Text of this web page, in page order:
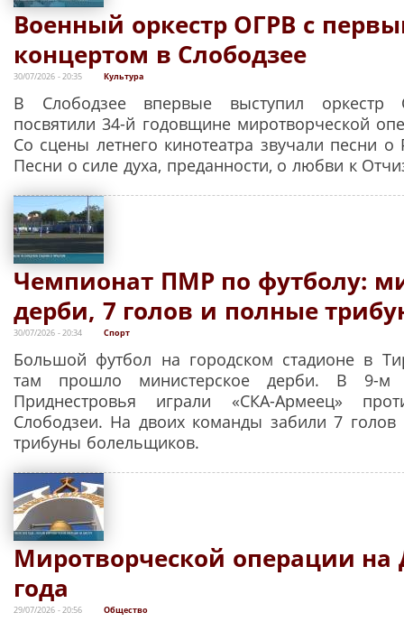
Военный оркестр ОГРВ с
концертом в Слободзее
30/07/2026 - 20:35 Культура
В Слободзее впервые выступил оркестр
посвятили 34-й годовщине миротворческой
Со сцены летнего кинотеатра звучали песни
Песни о силе духа, преданности, о любви к
Чемпионат ПМР по футболу:
дерби, 7 голов и полные
30/07/2026 - 20:34 Спорт
Большой футбол на городском стадионе в
там прошло министерское дерби. В 9-м
Приднестровья играли «СКА-Армеец»
Слободзеи. На двоих команды забили 7
трибуны болельщиков.
Миротворческой операции на
года
29/07/2026 - 20:56 Общество